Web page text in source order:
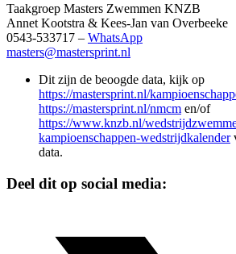
Taakgroep Masters Zwemmen KNZB
Annet Kootstra & Kees-Jan van Overbeeke
0543-533717 – WhatsApp
masters@mastersprint.nl
Dit zijn de beoogde data, kijk op
https://mastersprint.nl/
https://mastersprint.nl/nmcm en/of
https://www.knzb.nl/
kampioenschappen-wedstrijdkalender
data.
Deel dit op social media: